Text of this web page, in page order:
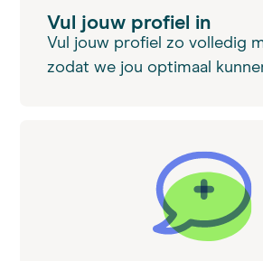
Vul jouw profiel in
Vul jouw profiel zo volledig
zodat we jou optimaal